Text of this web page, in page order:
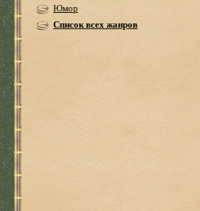
Юмор
Список всех жанров